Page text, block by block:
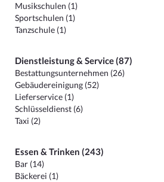
Musikschulen (1)
Sportschulen (1)
Tanzschule (1)
Dienstleistung & Service (87)
Bestattungsunternehmen (26)
Gebäudereinigung (52)
Lieferservice (1)
Schlüsseldienst (6)
Taxi (2)
Essen & Trinken (243)
Bar (14)
Bäckerei (1)